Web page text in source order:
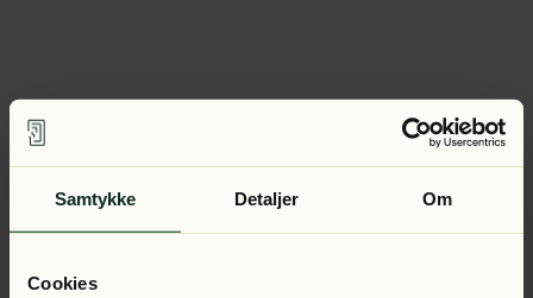
Samtykke Detaljer Om
Cookies